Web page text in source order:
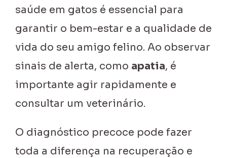
saúde em gatos é essencial para
garantir o bem-estar e a qualidade de
vida do seu amigo felino. Ao observar
sinais de alerta, como apatia, é
importante agir rapidamente e
consultar um veterinário.
O diagnóstico precoce pode fazer
toda a diferença na recuperação e